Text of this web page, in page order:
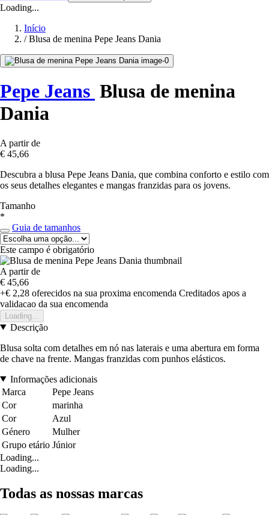
Loading...
Início
/ Blusa de menina Pepe Jeans Dania
Pepe Jeans Blusa de menina
Dania
A partir de
€ 45,66
Descubra a blusa Pepe Jeans Dania, que combina conforto e estilo com
os seus detalhes elegantes e mangas franzidas para os jovens.
Tamanho
*
Guia de tamanhos
Este campo é obrigatório
A partir de
€ 45,66
+€ 2,28 oferecidos na sua proxima encomenda Creditados apos a
validacao da sua encomenda
Loading...
Descrição
Blusa solta com detalhes em nó nas laterais e uma abertura em forma
de chave na frente. Mangas franzidas com punhos elásticos.
Informações adicionais
Marca
Pepe Jeans
Cor
marinha
Cor
Azul
Género
Mulher
Grupo etário Júnior
Loading...
Loading...
Todas as nossas marcas